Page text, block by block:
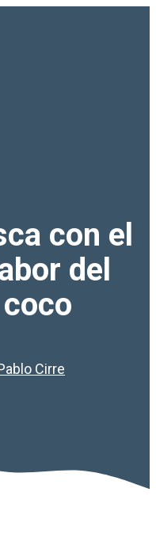
con el
del
Cirre